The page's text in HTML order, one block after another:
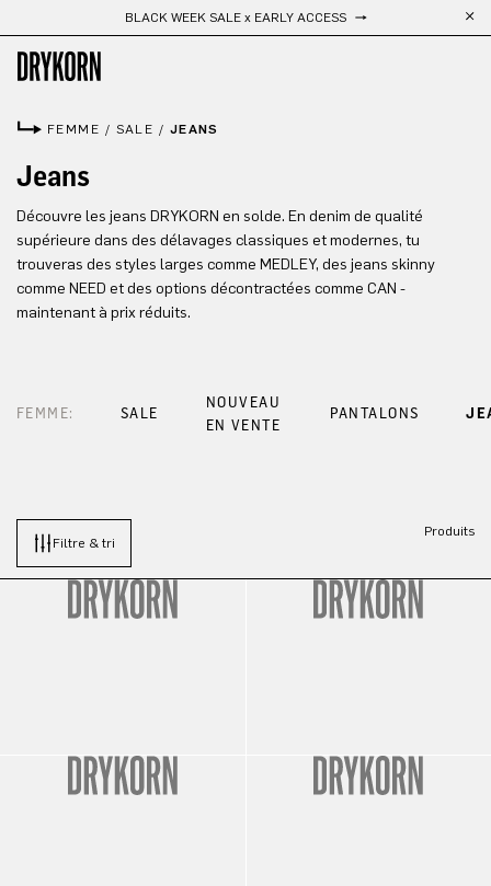
Passer au contenu principalBLACK WEEK SALE x EARLY ACCESS
FEMME / SALE / JEANS
Jeans
Découvre les jeans DRYKORN en solde. En denim de qualité
supérieure dans des délavages classiques et modernes, tu
trouveras des styles larges comme MEDLEY, des jeans skinny
comme NEED et des options décontractées comme CAN -
maintenant à prix réduits.
FEMME: SALE
NOUVEAU
EN VENTE
PANTALONS
Filtre & tri
Produits